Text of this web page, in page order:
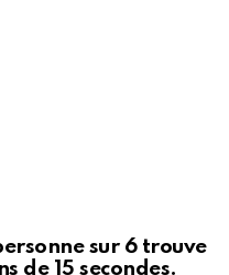
sur 6 trouve
de 15 secondes.